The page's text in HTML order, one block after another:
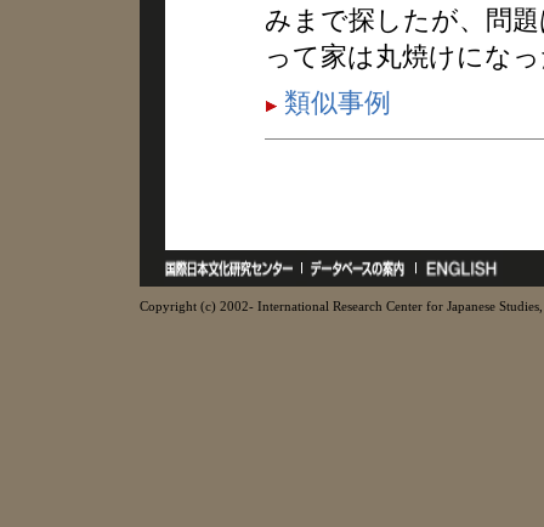
みまで探したが、問
って家は丸焼けにな
類似事例
Copyright (c) 2002- International Research Center for Japanese